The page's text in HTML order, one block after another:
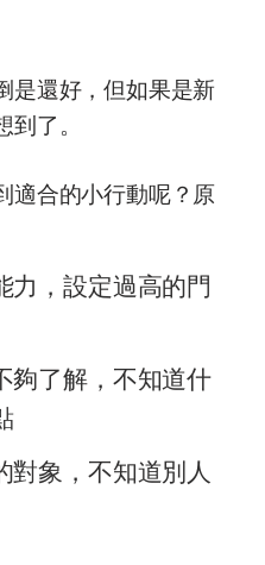
是還好，但如果是新
了。
適合的小行動呢？原
力，設定過高的門
夠了解，不知道什
對象，不知道別人